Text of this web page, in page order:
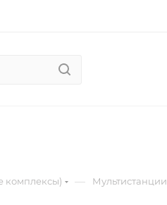
комплексы) — Мультистанции